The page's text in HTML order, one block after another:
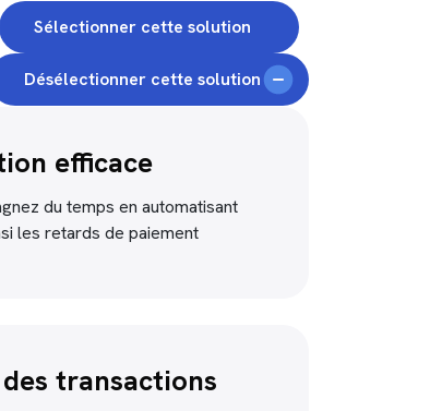
Sélectionner cette solution
Désélectionner cette solution
efficace
du temps en automatisant
les retards de paiement
transactions